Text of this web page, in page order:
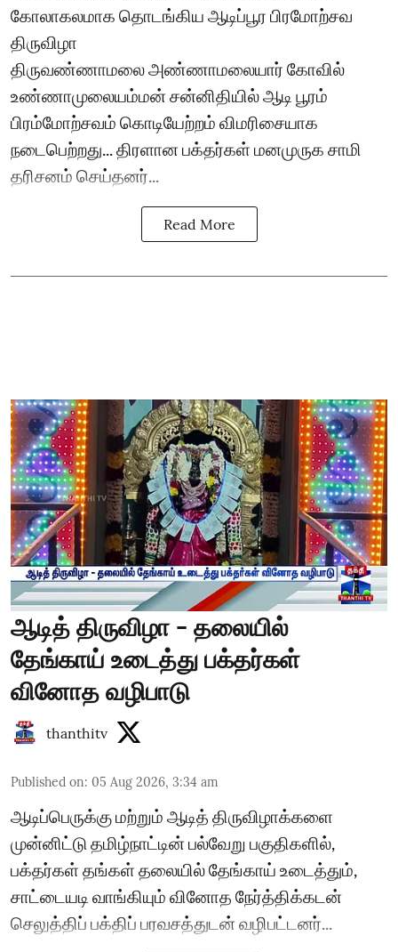
கோலாகலமாக தொடங்கிய ஆடிப்பூர பிரமோற்சவ
திருவிழா
திருவண்ணாமலை அண்ணாமலையார் கோவில்
உண்ணாமுலையம்மன் சன்னிதியில் ஆடி பூரம்
பிரம்மோற்சவம் கொடியேற்றம் விமரிசையாக
நடைபெற்றது... திரளான பக்தர்கள் மனமுருக சாமி
தரிசனம் செய்தனர்...
Read More
ஆடித் திருவிழா - தலையில்
தேங்காய் உடைத்து பக்தர்கள்
வினோத வழிபாடு
thanthitv
Published on: 05 Aug 2026, 3:34 am
ஆடிப்பெருக்கு மற்றும் ஆடித் திருவிழாக்களை
முன்னிட்டு தமிழ்நாட்டின் பல்வேறு பகுதிகளில்,
பக்தர்கள் தங்கள் தலையில் தேங்காய் உடைத்தும்,
சாட்டையடி வாங்கியும் வினோத நேர்த்திக்கடன்
செலுத்திப் பக்திப் பரவசத்துடன் வழிபட்டனர்...